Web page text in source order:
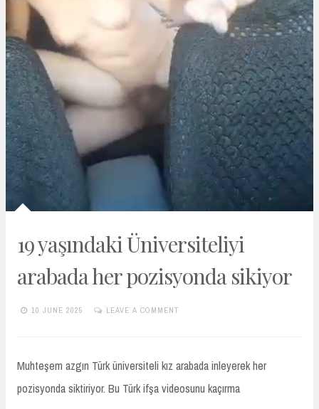
19 yaşındaki Üniversiteliyi
arabada her pozisyonda sikiyor
10 JUNE 2025
LEAVE A COMMENT
Muhteşem azgın Türk üniversiteli kız arabada inleyerek her
pozisyonda siktiriyor. Bu Türk ifşa videosunu kaçırma